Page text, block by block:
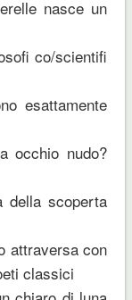
nasce un
co/scientifi
esattamente
occhio nudo?
della scoperta
attraversa con
classici